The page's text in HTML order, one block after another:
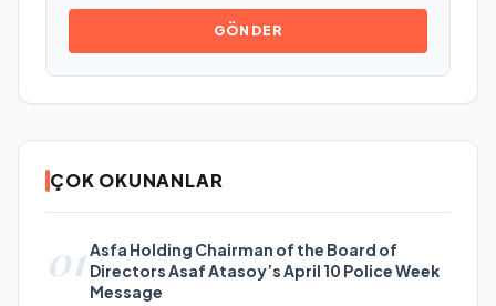
GÖNDER
ÇOK OKUNANLAR
01Asfa Holding Chairman of the Board of
Directors Asaf Atasoy’s April 10 Police Week
Message